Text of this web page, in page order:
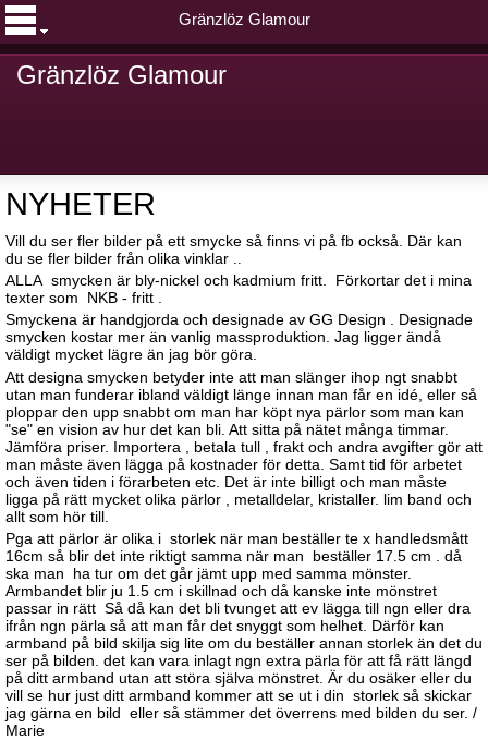
Gränzlöz Glamour
Gränzlöz Glamour
NYHETER
Vill du ser fler bilder på ett smycke så finns vi på fb också. Där kan
du se fler bilder från olika vinklar .
ALLA smycken är bly-nickel och kadmium fritt. Förkortar det i mina
texter som NKB - fritt .
Smyckena är handgjorda och designade av GG Design . Designade
smycken kostar mer än vanlig massproduktion. Jag ligger ändå
väldigt mycket lägre än jag bör göra.
Att designa smycken betyder inte att man slänger ihop ngt snabbt
utan man funderar ibland väldigt länge innan man får en idé, eller så
ploppar den upp snabbt om man har köpt nya pärlor som man kan
"se" en vision av hur det kan bli. Att sitta på nätet många timmar.
Jämföra priser. Importera , betala tull , frakt och andra avgifter gör att
man måste även lägga på kostnader för detta. Samt tid för arbetet
och även tiden i förarbeten etc. Det är inte billigt och man måste
ligga på rätt mycket olika pärlor , metalldelar, kristaller. lim band och
allt som hör till.
Pga att pärlor är olika i storlek när man beställer te x handledsmått
16cm så blir det inte riktigt samma när man beställer 17.5 cm . då
ska man ha tur om det går jämt upp med samma mönster.
Armbandet blir ju 1.5 cm i skillnad och då kanske inte mönstret
passar in rätt Så då kan det bli tvunget att ev lägga till ngn eller dra
ifrån ngn pärla så att man får det snyggt som helhet. Därför kan
armband på bild skilja sig lite om du beställer annan storlek än det du
ser på bilden. det kan vara inlagt ngn extra pärla för att få rätt längd
på ditt armband utan att störa själva mönstret. Är du osäker eller du
vill se hur just ditt armband kommer att se ut i din storlek så skickar
jag gärna en bild eller så stämmer det överrens med bilden du ser. /
Marie